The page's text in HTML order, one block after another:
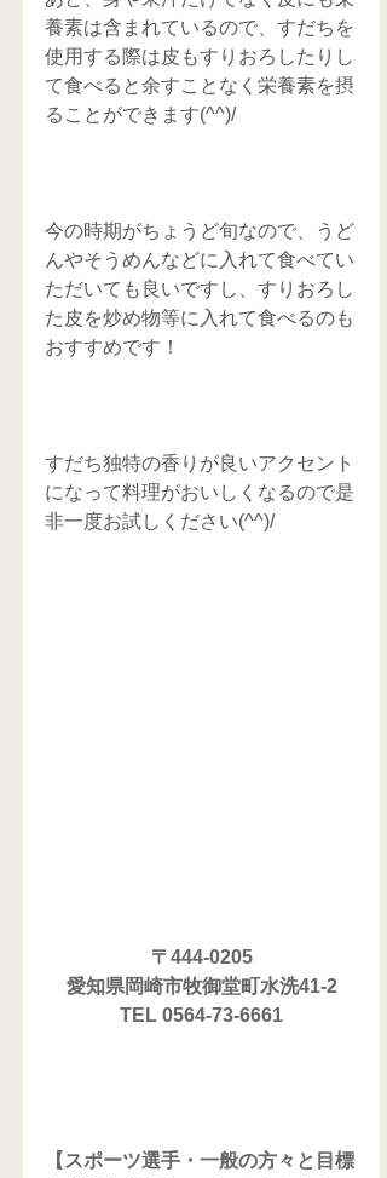
養素は含まれているので、すだちを
使用する際は皮もすりおろしたりし
て食べると余すことなく栄養素を摂
ることができます(^^)/
今の時期がちょうど旬なので、うど
んやそうめんなどに入れて食べてい
ただいても良いですし、すりおろし
た皮を炒め物等に入れて食べるのも
おすすめです！
すだち独特の香りが良いアクセント
になって料理がおいしくなるので是
非一度お試しください(^^)/
〒444-0205
愛知県岡崎市牧御堂町水洗41-2
TEL 0564-73-6661
【スポーツ選手・一般の方々と目標